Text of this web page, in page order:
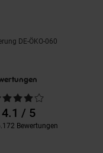
DE-ÖKO-060
4.1 / 5
Bewertungen